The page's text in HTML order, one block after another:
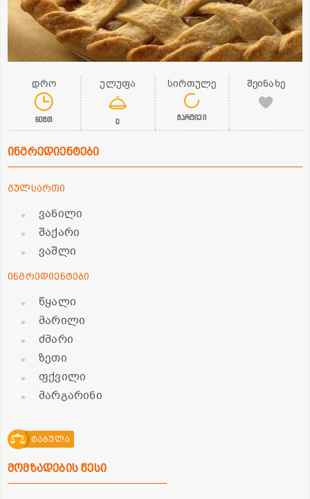
დრო
60წთ
ულუფა
0
სირთულე
მარტივი
შეინახე
ინგრედიენტები
გულსართი
ვანილი
შაქარი
ვაშლი
ინგრედიენტები
წყალი
მარილი
ძმარი
ზეთი
ფქვილი
მარგარინი
ტაბულა
მომზადების წესი